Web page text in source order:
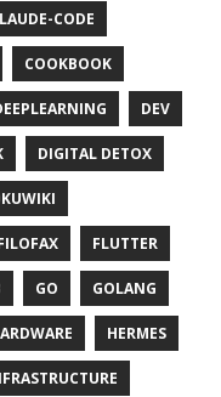
CODE
COOKBOOK
DEV
DIGITAL DETOX
FLUTTER
GO GOLANG
HERMES